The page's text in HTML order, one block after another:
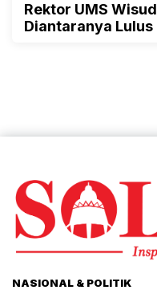
Rektor UMS
Diantaranya Lulus
NASIONAL & POLITIK